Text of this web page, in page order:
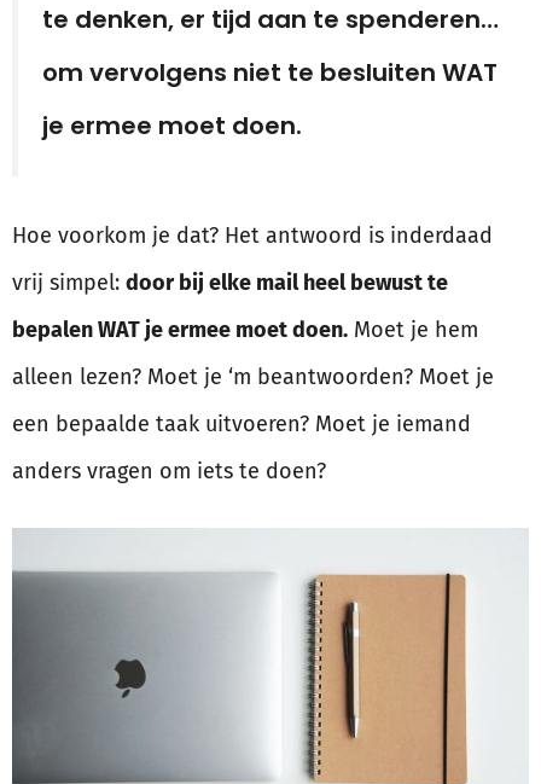
te denken, er tijd aan te spenderen…
om vervolgens niet te besluiten WAT
je ermee moet doen.
Hoe voorkom je dat? Het antwoord is inderdaad
vrij simpel: door bij elke mail heel bewust te
bepalen WAT je ermee moet doen. Moet je hem
alleen lezen? Moet je ‘m beantwoorden? Moet je
een bepaalde taak uitvoeren? Moet je iemand
anders vragen om iets te doen?